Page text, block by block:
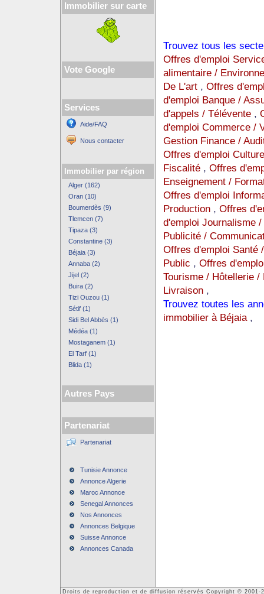
Immobilier sur carte
Vote Google
Services
Aide/FAQ
Nous contacter
Immobilier par région
Alger (162)
Oran (10)
Boumerdès (9)
Tlemcen (7)
Tipaza (3)
Constantine (3)
Béjaia (3)
Annaba (2)
Jijel (2)
Buira (2)
Tizi Ouzou (1)
Sétif (1)
Sidi Bel Abbès (1)
Médéa (1)
Mostaganem (1)
El Tarf (1)
Blida (1)
Autres Pays
Partenariat
Partenariat
Tunisie Annonce
Annonce Algerie
Maroc Annonce
Senegal Annonces
Nos Annonces
Annonces Belgique
Suisse Annonce
Annonces Canada
Trouvez tous les
Offres d'emploi
alimentaire /
De L'art , Offres
d'emploi Banque /
d'appels / Télévente ,
d'emploi Commerce /
Gestion Finance /
Offres d'emploi
Fiscalité , Offres
Enseignement /
Offres d'emploi
Production , Offres
d'emploi Journalisme
Publicité /
Offres d'emploi Santé
Public , Offres
Tourisme / Hôtellerie
Livraison ,
Trouvez toutes les
immobilier à Béjaia,
Droits de reproduction et de diffusion réservés Copyright © 2001-